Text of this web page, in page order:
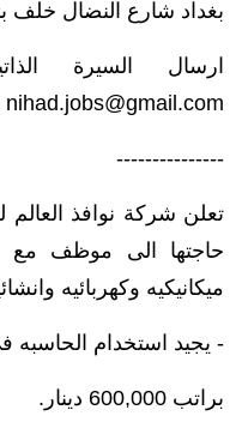
بغداد شارع النضال خلف
ارسال السيرة
nihad.jobs@gmail.com
---------------
تعلن شركة نوافذ
حاجتها الى موظف مع
ميكانيكيه وكهربائيه
- يجيد استخدام
براتب 600,000 دينار.